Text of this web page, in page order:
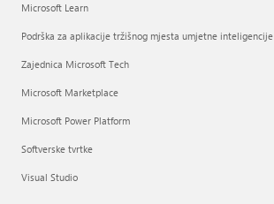
Microsoft Learn
Podrška za aplikacije tržišnog mjesta umjetne inteligencije
Zajednica Microsoft Tech
Microsoft Marketplace
Microsoft Power Platform
Softverske tvrtke
Visual Studio